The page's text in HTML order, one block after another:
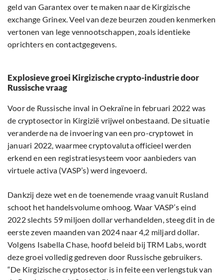
geld van Garantex over te maken naar de Kirgizische
exchange Grinex. Veel van deze beurzen zouden kenmerken
vertonen van lege vennootschappen, zoals identieke
oprichters en contactgegevens.
Explosieve groei Kirgizische crypto-industrie door
Russische vraag
Voor de Russische inval in Oekraïne in februari 2022 was
de cryptosector in Kirgizië vrijwel onbestaand. De situatie
veranderde na de invoering van een pro-cryptowet in
januari 2022, waarmee cryptovaluta officieel werden
erkend en een registratiesysteem voor aanbieders van
virtuele activa (VASP’s) werd ingevoerd.
Dankzij deze wet en de toenemende vraag vanuit Rusland
schoot het handelsvolume omhoog. Waar VASP’s eind
2022 slechts 59 miljoen dollar verhandelden, steeg dit in de
eerste zeven maanden van 2024 naar 4,2 miljard dollar.
Volgens Isabella Chase, hoofd beleid bij TRM Labs, wordt
deze groei volledig gedreven door Russische gebruikers.
“De Kirgizische cryptosector is in feite een verlengstuk van